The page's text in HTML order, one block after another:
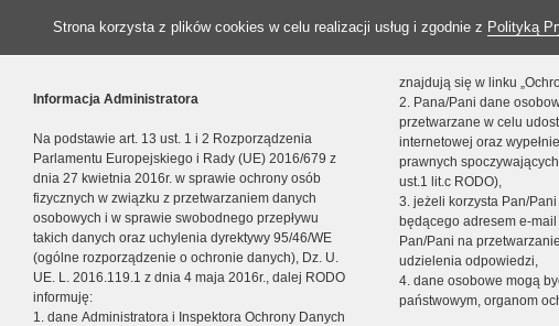
Strona korzysta z plików cookies w celu realizacji usług i zgodnie z Polityką
Informacja Administratora
Na podstawie art. 13 ust. 1 i 2 Rozporządzenia
Parlamentu Europejskiego i Rady (UE) 2016/679 z
dnia 27 kwietnia 2016r. w sprawie ochrony osób
fizycznych w związku z przetwarzaniem danych
osobowych i w sprawie swobodnego przepływu
takich danych oraz uchylenia dyrektywy 95/46/WE
(ogólne rozporządzenie o ochronie danych), Dz. U.
UE. L. 2016.119.1 z dnia 4 maja 2016r., dalej RODO
informuję:
1. dane Administratora i Inspektora Ochrony Danych
znajdują się w linku
2. Pana/Pani dane
przetwarzane w celu
internetowej oraz
prawnych
ust.1 lit.c RODO),
3. jeżeli korzysta Pan/
będącego adresem e-
Pan/Pani na
udzielenia odpowiedzi,
4. dane osobowe mogą
państwowym, organom